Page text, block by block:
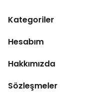
Kategoriler
Hesabım
Hakkımızda
Sözleşmeler